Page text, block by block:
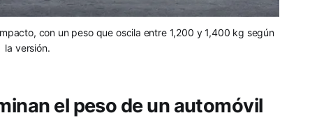
con un peso que oscila entre 1,200 y 1,400 kg según
la versión.
el peso de un automóvil